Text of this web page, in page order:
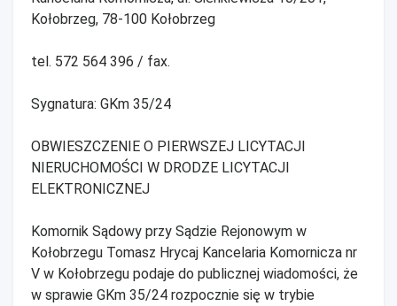
Kołobrzeg, 78-100 Kołobrzeg
tel. 572 564 396 / fax.
Sygnatura: GKm 35/24
OBWIESZCZENIE O PIERWSZEJ LICYTACJI
NIERUCHOMOŚCI W DRODZE LICYTACJI
ELEKTRONICZNEJ
Komornik Sądowy przy Sądzie Rejonowym w
Kołobrzegu Tomasz Hrycaj Kancelaria Komornicza nr
V w Kołobrzegu podaje do publicznej wiadomości, że
w sprawie GKm 35/24 rozpocznie się w trybie